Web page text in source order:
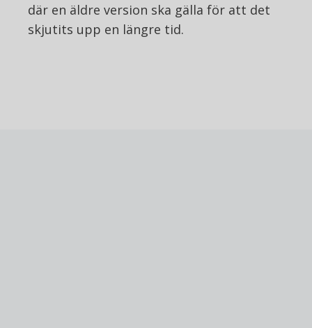
där en äldre version ska gälla för att det
skjutits upp en längre tid.